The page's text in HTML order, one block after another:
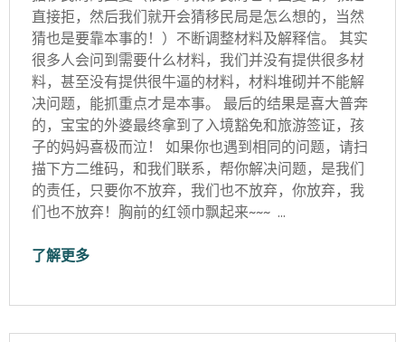
直接拒，然后我们就开会猜移民局是怎么想的，当然
猜也是要靠本事的！）不断调整材料及解释信。 其实
很多人会问到需要什么材料，我们并没有提供很多材
料，甚至没有提供很牛逼的材料，材料堆砌并不能解
决问题，能抓重点才是本事。 最后的结果是喜大普奔
的，宝宝的外婆最终拿到了入境豁免和旅游签证，孩
子的妈妈喜极而泣！ 如果你也遇到相同的问题，请扫
描下方二维码，和我们联系，帮你解决问题，是我们
的责任，只要你不放弃，我们也不放弃，你放弃，我
们也不放弃！胸前的红领巾飘起来~~~ …
了解更多